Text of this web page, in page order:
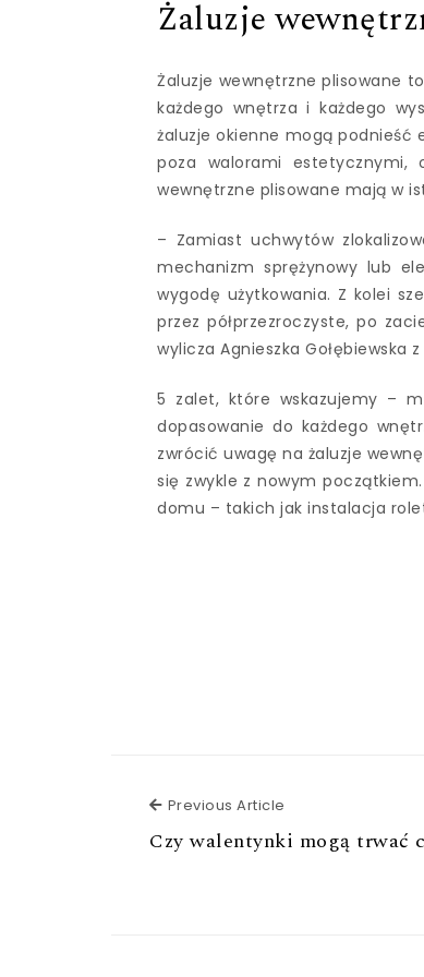
Żaluzje
Żaluzje wewnętrzne plisowane
każdego wnętrza i każdego
żaluzje okienne mogą podnieść
poza walorami estetycznymi,
wewnętrzne plisowane mają w
– Zamiast uchwytów
mechanizm sprężynowy lub
wygodę użytkowania. Z kolei
przez półprzezroczyste, po
wylicza Agnieszka Gołębiewska z
5 zalet, które wskazujemy –
dopasowanie do każdego
zwrócić uwagę na żaluzje
się zwykle z nowym
domu – takich jak instalacja
Previous Article
Czy walentynki mogą trwać